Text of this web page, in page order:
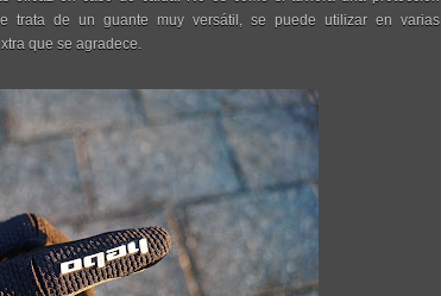
trata de un guante muy versátil, se puede utilizar en varias
que se agradece.